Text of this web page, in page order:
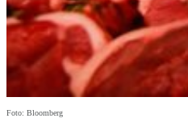
Foto: Bloomberg